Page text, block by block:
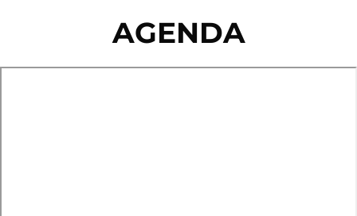
AGENDA